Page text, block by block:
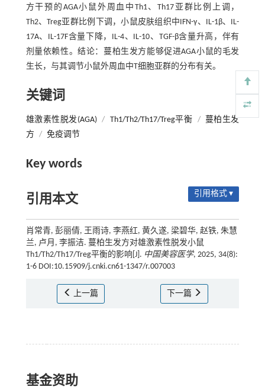
方干预的AGA小鼠外周血中Th1、Th17亚群比例上调，
Th2、Treg亚群比例下调，小鼠皮肤组织中IFN-γ、IL-1β、IL-
17A、IL-17F含量下降，IL-4、IL-10、TGF-β含量升高，伴有
剂量依赖性。结论：蔓柏生发方能够促进AGA小鼠的毛发
生长，与其调节小鼠外周血中T细胞亚群的分布有关。
关键词
雄激素性脱发(AGA) / Th1/Th2/Th17/Treg平衡 /
蔓柏生发
方 / 免疫调节
Key words
引用本文 引用格式 ▾
肖常青, 彭丽倩, 王雨诗, 李燕红, 黄久遂, 梁碧华, 赵铁, 朱慧
兰, 卢月, 李振洁. 蔓柏生发方对雄激素性脱发小鼠
Th1/Th2/Th17/Treg平衡的影响[J]. 中国美容医学, 2025, 34(8):
1-6 DOI:10.15909/j.cnki.cn61-1347/r.007003
上一篇 下一篇
基金资助